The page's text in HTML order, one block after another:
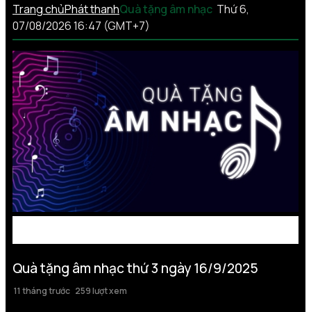
Trang chủPhát thanhQuà tặng âm nhạc Thứ 6,
07/08/2026 16:47 (GMT+7)
Quà tặng âm nhạc thứ 3 ngày 16/9/2025
11 tháng trước 259 lượt xem